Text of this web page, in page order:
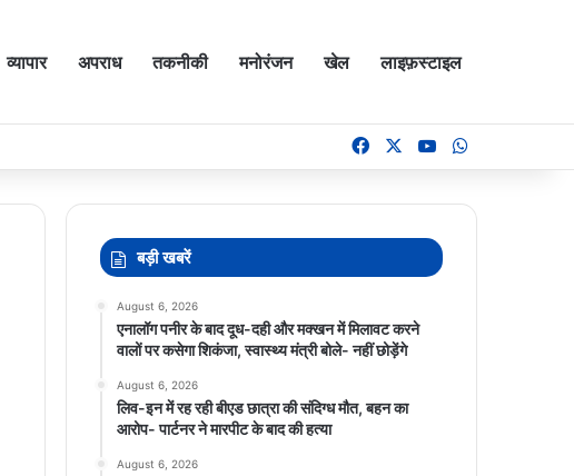
व्यापार अपराध तकनीकी मनोरंजन खेल लाइफ़स्टाइल
FacebookYouTube
बड़ी खबरें
August 6, 2026
एनालॉग पनीर के बाद दूध-दही और मक्खन में मिलावट करने
वालों पर कसेगा शिकंजा, स्वास्थ्य मंत्री बोले- नहीं छोड़ेंगे
August 6, 2026
लिव-इन में रह रही बीएड छात्रा की संदिग्ध मौत, बहन का
आरोप- पार्टनर ने मारपीट के बाद की हत्या
August 6, 2026